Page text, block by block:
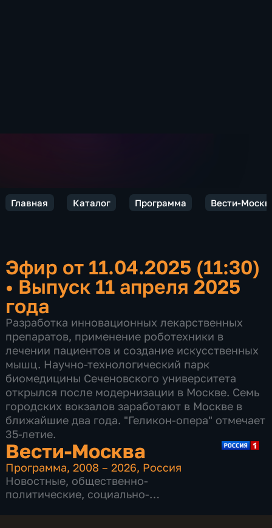
Главная Каталог Программа Вести-
Эфир от 11.04.2025 (11:30)
• Выпуск 11 апреля 2025
года
Разработка инновационных лекарственных
препаратов, применение роботехники в
лечении пациентов и создание искусственных
мышц. Научно-технологический парк
биомедицины Сеченовского университета
открылся после модернизации в Москве. Семь
городских вокзалов заработают в Москве в
ближайшие два года. "Геликон-опера" отмечает
35-летие.
Вести-Москва
Программа,2008 – 2026, Россия
Новостные, общественно-
политические, социально-